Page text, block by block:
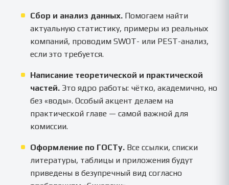
Сбор и анализ данных. Помогаем найти
актуальную статистику, примеры из реальных
компаний, проводим SWOT- или PEST-анализ,
если это требуется.
Написание теоретической и практической
частей. Это ядро работы: чётко, академично, но
без «воды». Особый акцент делаем на
практической главе — самой важной для
комиссии.
Оформление по ГОСТу. Все ссылки, списки
литературы, таблицы и приложения будут
приведены в безупречный вид согласно